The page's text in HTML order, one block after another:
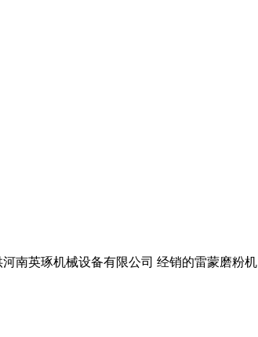
南英琢机械设备有限公司 经销的雷蒙磨粉